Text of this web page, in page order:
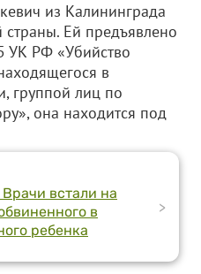
из Калининграда
страны. Ей предъявлено
УК РФ «Убийство
в
группой лиц по
она находится под
встали на
в
ребенка
>